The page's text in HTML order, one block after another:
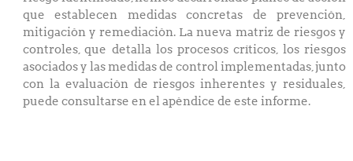
que establecen medidas concretas de prevención,
mitigación y remediación. La nueva matriz de riesgos y
controles, que detalla los procesos críticos, los riesgos
asociados y las medidas de control implementadas, junto
con la evaluación de riesgos inherentes y residuales,
puede consultarse en el apéndice de este informe.